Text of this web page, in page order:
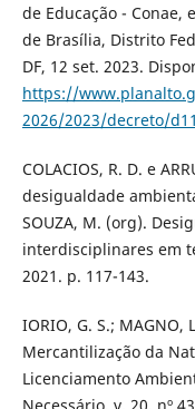
de Educação - Conae,
de Brasília, Distrito
DF, 12 set. 2023.
https://
2026/2023/decreto/
COLACIOS, R. D. e
desigualdade
SOUZA, M. (org).
interdisciplinares em
2021. p. 117-143.
IORIO, G. S.; MAGNO,
Mercantilização da
Licenciamento